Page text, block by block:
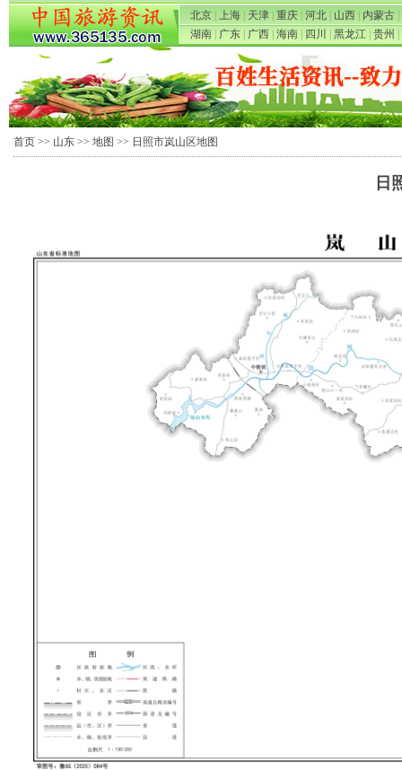
北京 上海 天津 重庆 河北 山西 内蒙古
湖南
广东 广西 海南 四川 黑龙江 贵州
首页 >> 山东 >> 地图 >> 日照市岚山区地图
日